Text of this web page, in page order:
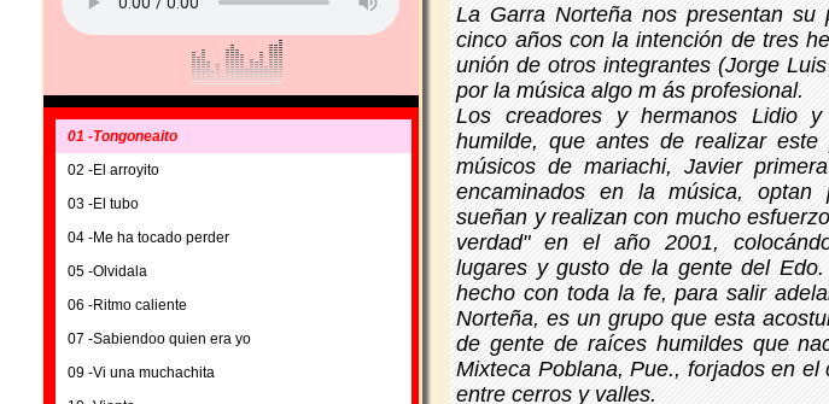
01 -Tongoneaito
02 -El arroyito
03 -El tubo
04 -Me ha tocado perder
05 -Olvidala
06 -Ritmo caliente
07 -Sabiendoo quien era yo
09 -Vi una muchachita
La Garra Norteña nos presentan su
cinco años con la intención de tres
unión de otros integrantes (Jorge
por la música algo m ás profesional.
Los creadores y hermanos Lidio
humilde, que antes de realizar este
músicos de mariachi, Javier
encaminados en la música, optan
sueñan y realizan con mucho
verdad" en el año 2001,
lugares y gusto de la gente del
hecho con toda la fe, para salir
Norteña, es un grupo que esta
de gente de raíces humildes que
Mixteca Poblana, Pue., forjados en
entre cerros y valles.